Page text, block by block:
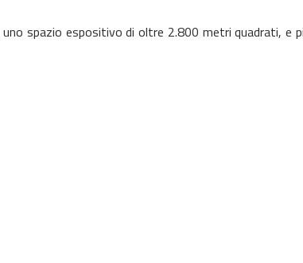
spazio espositivo di oltre 2.800 metri quadrati, e